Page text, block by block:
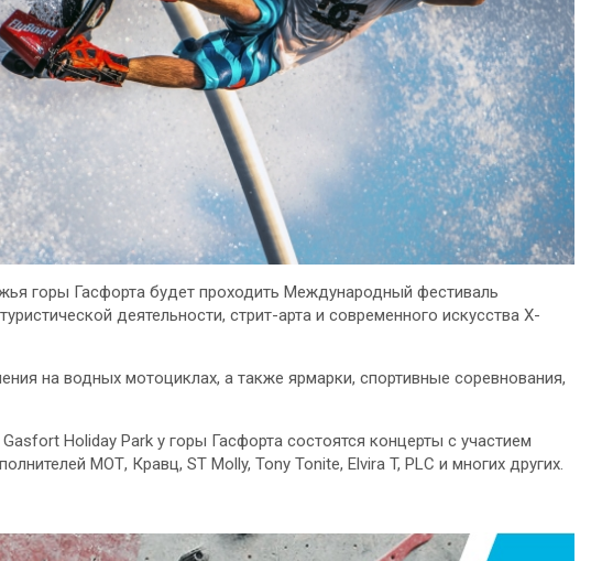
горы Гасфорта будет проходить Международный фестиваль
деятельности, стрит-арта и современного искусства X-
на водных мотоциклах, а также ярмарки, спортивные соревнования,
Holiday Park у горы Гасфорта состоятся концерты с участием
МОТ, Кравц, ST Molly, Tony Tonite, Elvira T, PLC и многих других.